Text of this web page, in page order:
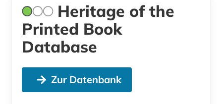
Heritage of the
Printed Book
Database
Zur Datenbank